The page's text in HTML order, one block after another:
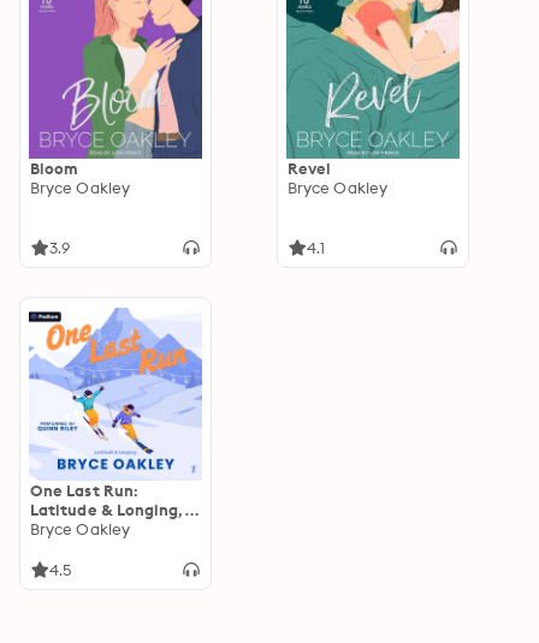
Bloom
Bryce Oakley
3.9
Revel
Bryce Oakley
4.1
One Last Run:
Latitude & Longing,
Book 1
Bryce Oakley
4.5